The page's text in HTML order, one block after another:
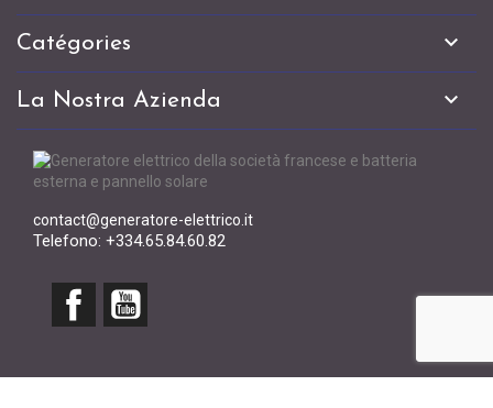
Catégories 
La Nostra Azienda 
contact@generatore-elettrico.it
Telefono: +334.65.84.60.82
Facebook